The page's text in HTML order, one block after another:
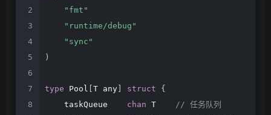
"fmt"
"runtime/debug"
"sync"
)
type Pool T any struct
{
taskQueue
chan T // 任务队列